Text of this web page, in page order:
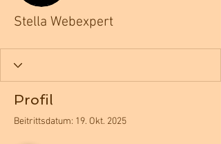
Stella Webexpert
Profil
Beitrittsdatum: 19. Okt. 2025